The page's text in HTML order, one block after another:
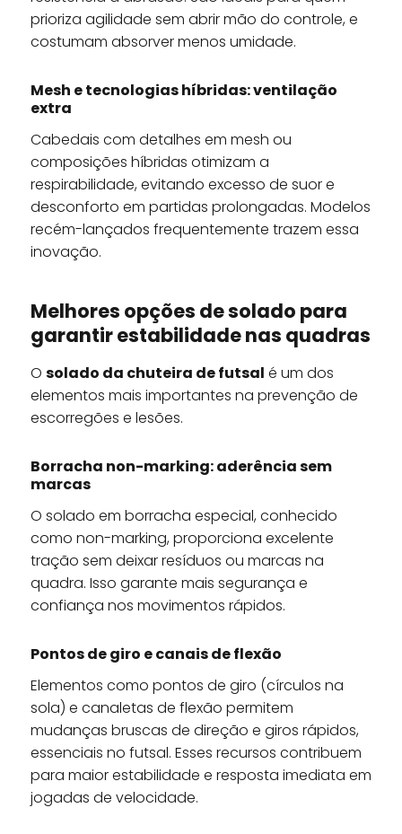
prioriza agilidade sem abrir mão do controle, e
costumam absorver menos umidade.
Mesh e tecnologias híbridas: ventilação
extra
Cabedais com detalhes em mesh ou
composições híbridas otimizam a
respirabilidade, evitando excesso de suor e
desconforto em partidas prolongadas. Modelos
recém-lançados frequentemente trazem essa
inovação.
Melhores opções de solado para
garantir estabilidade nas quadras
O solado da chuteira de futsal é um dos
elementos mais importantes na prevenção de
escorregões e lesões.
Borracha non-marking: aderência sem
marcas
O solado em borracha especial, conhecido
como non-marking, proporciona excelente
tração sem deixar resíduos ou marcas na
quadra. Isso garante mais segurança e
confiança nos movimentos rápidos.
Pontos de giro e canais de flexão
Elementos como pontos de giro (círculos na
sola) e canaletas de flexão permitem
mudanças bruscas de direção e giros rápidos,
essenciais no futsal. Esses recursos contribuem
para maior estabilidade e resposta imediata em
jogadas de velocidade.